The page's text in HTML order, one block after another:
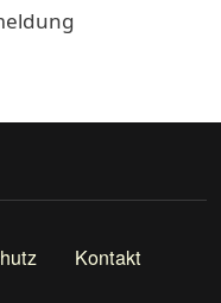
Kontakt